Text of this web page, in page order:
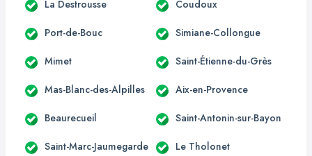
La Destrousse Coudoux
Port-de-Bouc Simiane-Collongue
Mimet Saint-Étienne-du-Grès
Mas-Blanc-des-Alpilles Aix-en-Provence
Beaurecueil Saint-Antonin-sur-Bayon
Saint-Marc-Jaumegarde Le Tholonet